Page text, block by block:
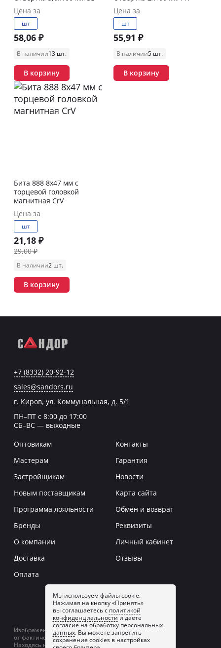
Цена за
шт
58,06 ₽
В наличии13 шт.
В корзину
Цена за
шт
55,91 ₽
В наличии5 шт.
В корзину
Бита 888 8х47 мм с
торцевой головкой
магнитная CrV
Цена за
шт
21,18 ₽
29,00 ₽
В наличии2 шт.
В корзину
Мы используем файлы cookie.
Нажимая на кнопку «Принять»
вы соглашаетесь с политикой
конфиденциальности и даете
согласие на обработку персональных
данных. Вы можете запретить
сохранение cookies в настройках
+7 (8332) 20-92-12
sales@sandors.ru
г. Киров, ул. Коммунальная, д. 5/1
ПН–ПТ с 8:00 до 17:00
СБ–ВС — выходные
Оптовикам
Мастерам
Застройщикам
Новым поставщикам
Программа лояльности
Бренды
О компании
Доставка
Оплата
Контакты
Гарантия
Новости
Карта сайта
Обмен и возврат
Реквизиты
Личный кабинет
Отзывы
Заказать звонок
Изображение товаров на сайте может отличаться
от фактического изображения.
Находясь на сайте, вы принимаетеполитику